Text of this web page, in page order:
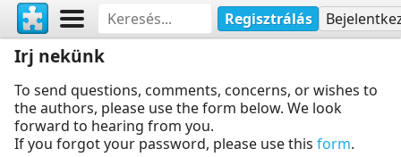
Regisztrálás
Irj nekünk
To send questions, comments, concerns, or wishes to
the authors, please use the form below. We look
forward to hearing from you.
If you forgot your password, please use this form.